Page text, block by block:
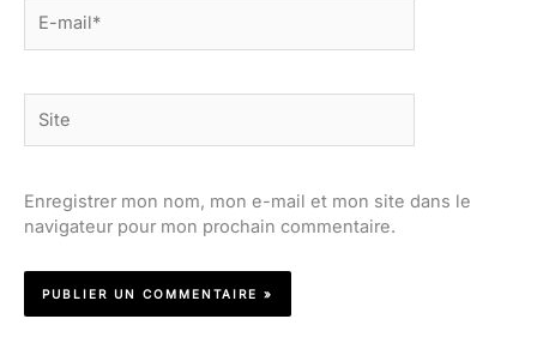
mail*
Enregistrer mon nom, mon e-mail et mon site dans le
navigateur pour mon prochain commentaire.